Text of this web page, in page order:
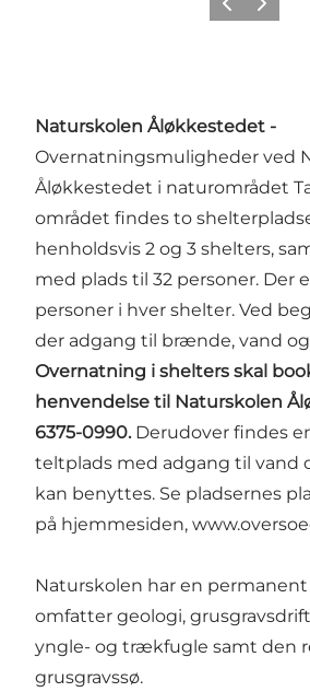
ForrigeNæste
Naturskolen Åløkkestedet -
Overnatningsmuligheder ved
Åløkkestedet i naturområdet
området findes to
henholdsvis 2 og 3 shelters,
med plads til 32 personer. Der
personer i hver shelter. Ved
der adgang til brænde, vand
Overnatning i shelters skal
henvendelse til Naturskolen
6375-0990. Derudover findes
teltplads med adgang til vand
kan benyttes. Se pladsernes
på hjemmesiden,
Naturskolen har en
omfatter geologi,
yngle- og trækfugle samt den
grusgravssø.